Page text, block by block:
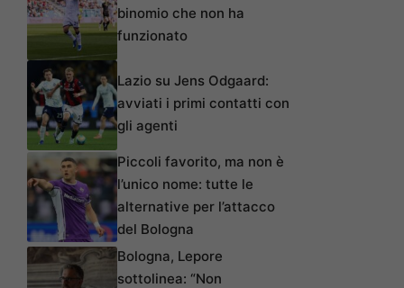
binomio che non ha
funzionato
Lazio su Jens Odgaard:
avviati i primi contatti con
gli agenti
Piccoli favorito, ma non è
l’unico nome: tutte le
alternative per l’attacco
del Bologna
Bologna, Lepore
sottolinea: “Non